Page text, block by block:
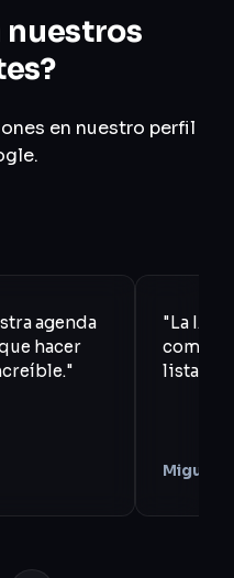
nuestros
en nuestro perfil
agenda
hacer
"La IA
lista
Miguel